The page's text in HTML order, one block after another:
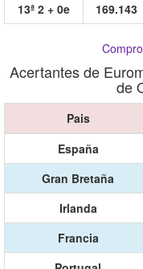
13ª 2 + 0e
169.143
Acertantes de
de
Pais
España
Gran Bretaña
Irlanda
Francia